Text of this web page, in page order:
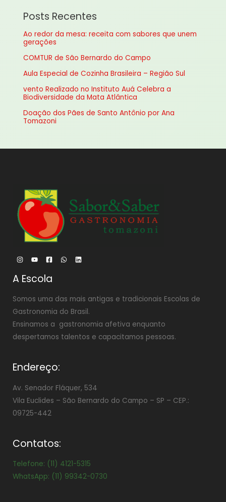
i
s
p
o
:
Posts Recentes
Ao redor da mesa: receita com sabores que unem
gerações
COMTUR de São Bernardo do Campo
Aula Especial de Cozinha Brasileira – Região Sul
vento Realizado no Instituto Auá Celebra a
Biodiversidade da Mata Atlântica
Doação dos Pães de Santo Antônio por Ana
Tomazoni
A Escola
Somos uma das mais antigas e tradicionais Escolas de
Gastronomia do Brasil.
Ensinamos a gastronomia afetiva enquanto
despertamos talentos e capacitamos pessoas.
Endereço:
Av. Senador Fláquer, 534
Vila Euclides – São Bernardo do Campo – SP – CEP.:
09725-442
Contatos:
Telefone: (11) 4121-5315
WhatsApp: (11) 99342-0730